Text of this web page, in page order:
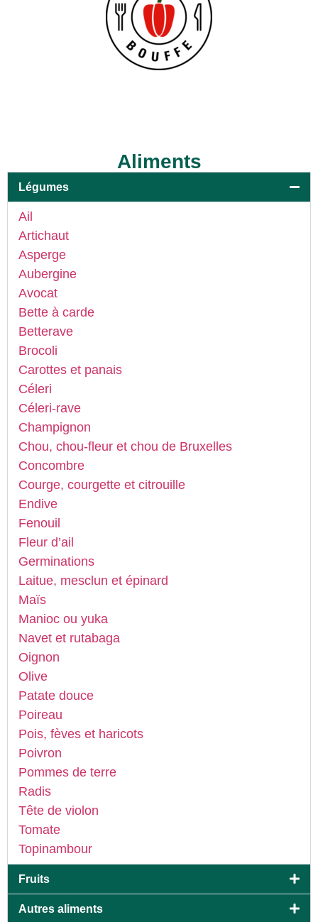
Aliments
Légumes
Ail
Artichaut
Asperge
Aubergine
Avocat
Bette à carde
Betterave
Brocoli
Carottes et panais
Céleri
Céleri-rave
Champignon
Chou, chou-fleur et chou de Bruxelles
Concombre
Courge, courgette et citrouille
Endive
Fenouil
Fleur d’ail
Germinations
Laitue, mesclun et épinard
Maïs
Manioc ou yuka
Navet et rutabaga
Oignon
Olive
Patate douce
Poireau
Pois, fèves et haricots
Poivron
Pommes de terre
Radis
Tête de violon
Tomate
Topinambour
Fruits
Autres aliments